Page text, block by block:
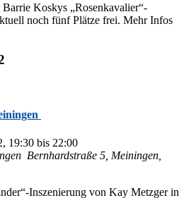
Bar­rie Kos­kys „Rosenkavalier“-
noch fünf Plät­ze frei. Mehr In­fos
19:30 bis 22:00
Bern­hard­stra­ße 5, Mei­nin­gen,
Inszenierung von Kay Metz­ger in